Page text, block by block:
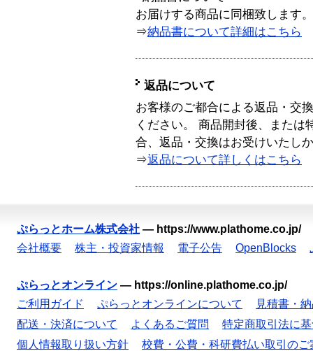
お届けする商品に同梱致します。
⇒納品書について詳細はこちら
返品について
お客様のご都合による返品・交
ください。 商品開封後、または
合、返品・交換はお受けいたし
⇒返品について詳しくはこちら
ぷらっとホーム株式会社 — https://www.plathome.co.jp/
会社概要
株主・投資家情報 電子公告 OpenBlocks
ぷらっとオンライン — https://online.plathome.co.jp/
ご利用ガイド
ぷらっとオンラインについて
見積書・
配送・決済について
よくあるご質問
特定商取引法に
個人情報取り扱い方針
校費・公費・科研費払い取引のご